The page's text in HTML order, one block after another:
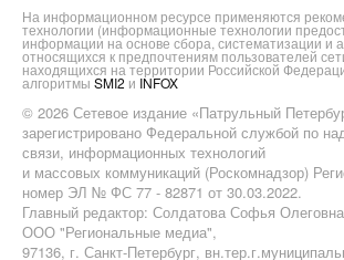
На информационном ресурсе применяются
технологии (информационные технологии
информации на основе сбора, систематизации и
относящихся к предпочтениям пользователей
находящихся на территории Российской
алгоритмы SMI2 и INFOX
© 2026 Сетевое издание «Патрульный
зарегистрировано Федеральной службой по
связи, информационных технологий
и массовых коммуникаций (Роскомнадзор)
номер ЭЛ № ФС 77 - 82871 от 30.03.2022.
Главный редактор: Солдатова Софья
ООО "Региональные медиа",
97136, г. Санкт-Петербург,